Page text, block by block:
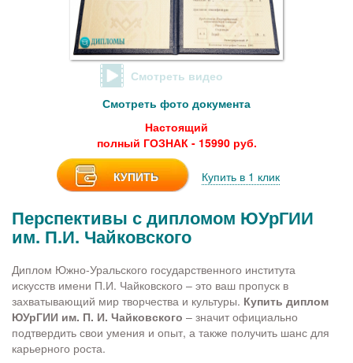
Смотреть видео
Смотреть фото документа
Настоящий
полный ГОЗНАК - 15990 руб.
КУПИТЬ Купить в 1 клик
Перспективы с дипломом ЮУрГИИ
им. П.И. Чайковского
Диплом Южно-Уральского государственного института
искусств имени П.И. Чайковского – это ваш пропуск в
захватывающий мир творчества и культуры. Купить диплом
ЮУрГИИ им. П. И. Чайковского – значит официально
подтвердить свои умения и опыт, а также получить шанс для
карьерного роста.